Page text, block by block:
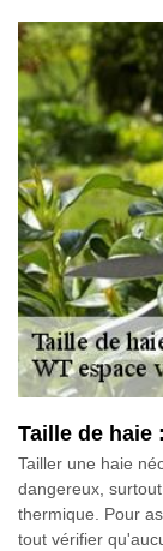
Taille de haie
Tailler une haie
dangereux,
thermique. Pour
tout vérifier